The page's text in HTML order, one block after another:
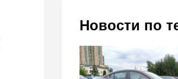
Новости по